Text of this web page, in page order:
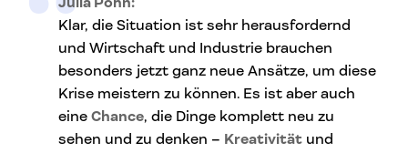
Klar, die Situation ist sehr herausfordernd
und Wirtschaft und Industrie brauchen
besonders jetzt ganz neue Ansätze, um diese
Krise meistern zu können. Es ist aber auch
eine Chance, die Dinge komplett neu zu
sehen und zu denken – Kreativität und